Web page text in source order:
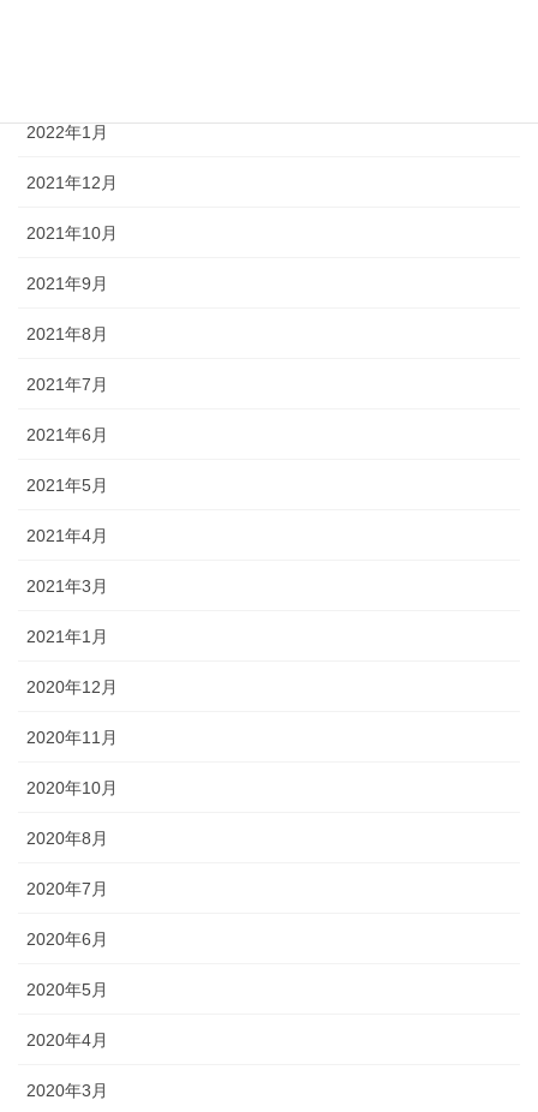
2022年1月
2021年12月
2021年10月
2021年9月
2021年8月
2021年7月
2021年6月
2021年5月
2021年4月
2021年3月
2021年1月
2020年12月
2020年11月
2020年10月
2020年8月
2020年7月
2020年6月
2020年5月
2020年4月
2020年3月